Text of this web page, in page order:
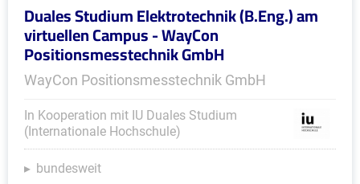
Duales Studium Elektrotechnik (B.Eng.) am
virtuellen Campus - WayCon
Positionsmesstechnik GmbH
WayCon Positionsmesstechnik GmbH
In Kooperation mit IU Duales Studium
(Internationale Hochschule)
bundesweit